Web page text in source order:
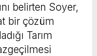
belirten Soyer,
bir çözüm
Tarım